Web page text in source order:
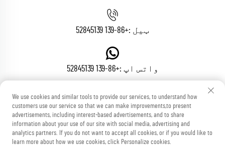
ټیل :+86-139 52845139
واتس اپ :+86-139 52845139
ایمیل :[email protected]
We use cookies and similar tools to provide our services, to understand how
customers use our service so that we can make improvements,to present
advertisements, including interest-based advertisements, and to share
information about your use of our site with social media, advertising and
analytics partners. If you do not want to accept all cookies, or if you would like to
learn more about how we use cookies, click Personalize cookies.